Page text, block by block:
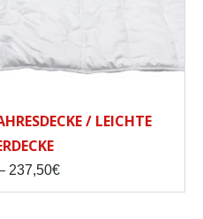
/ LEICHTE
237,50€Price